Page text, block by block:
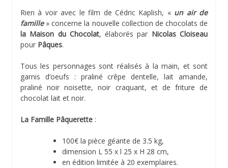
Rien à voir avec le film de Cédric Kaplish, « un air de
famille» concerne la nouvelle collection de chocolats de
la Maison du Chocolat, élaborés par Nicolas Cloiseau
pour Pâques.
Tous les personnages sont réalisés à la main, et sont
garnis d’oeufs : praliné crêpe dentelle, lait amande,
praliné noir noisette, noir craquant, et de friture de
chocolat lait et noir.
La Famille Pâquerette :
100€ la pièce géante de 3.5 kg,
dimension L 55 x l 25 x H 28 cm,
en édition limitée à 20 exemplaires.